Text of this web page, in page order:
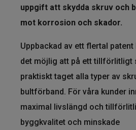
uppgift att skydda skruv och
mot korrosion och skador.
Uppbackad av ett flertal
det möjlig att på ett tillförlitligt
praktiskt taget alla typer av
bultförband. För våra kunder
maximal livslängd och
byggkvalitet och minskade